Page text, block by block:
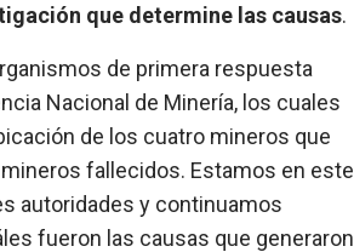
que determine las causas.
de primera respuesta
Nacional de Minería, los cuales
de los cuatro mineros que
fallecidos. Estamos en este
autoridades y continuamos
fueron las causas que generaron